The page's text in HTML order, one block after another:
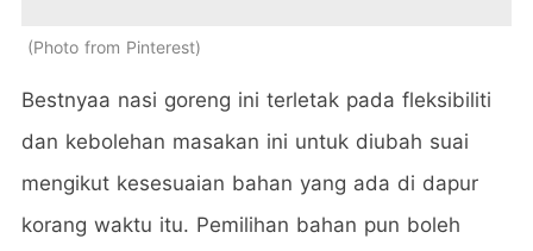
Photo from Pinterest
Bestnyaa nasi goreng ini terletak pada fleksibiliti
dan kebolehan masakan ini untuk diubah suai
mengikut kesesuaian bahan yang ada di dapur
korang waktu itu. Pemilihan bahan pun boleh